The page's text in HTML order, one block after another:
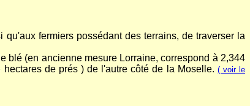
fermiers possédant des terrains, de traverser la
blé (en ancienne mesure Lorraine, correspond à 2,344
de prés ) de l'autre côté de la Moselle. ( voir le